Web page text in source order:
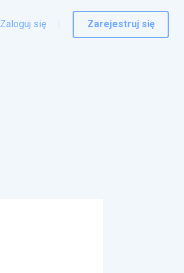
Zaloguj się Zarejestruj się